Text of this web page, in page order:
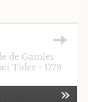
de Gamles
Tider - 1779